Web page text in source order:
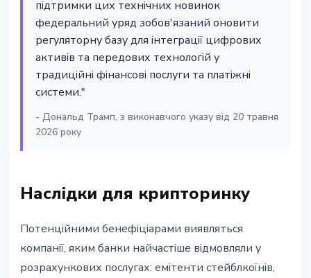
підтримки цих технічних новинок
федеральний уряд зобов'язаний оновити
регуляторну базу для інтеграції цифрових
активів та передових технологій у
традиційні фінансові послуги та платіжні
системи."
- Дональд Трамп, з виконавчого указу від 20 травня
2026 року
Наслідки для крипторинку
Потенційними бенефіціарами виявляться
компанії, яким банки найчастіше відмовляли у
розрахункових послугах: емітенти стейблкоїнів,